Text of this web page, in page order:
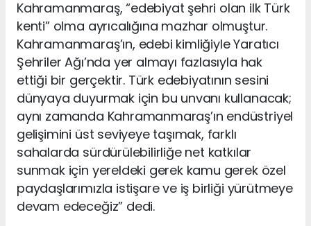
Kahramanmaraş, “edebiyat şehri olan ilk Türk
kenti” olma ayrıcalığına mazhar olmuştur.
Kahramanmaraş’ın, edebi kimliğiyle Yaratıcı
Şehriler Ağı’nda yer almayı fazlasıyla hak
ettiği bir gerçektir. Türk edebiyatının sesini
dünyaya duyurmak için bu unvanı kullanacak;
aynı zamanda Kahramanmaraş’ın endüstriyel
gelişimini üst seviyeye taşımak, farklı
sahalarda sürdürülebilirliğe net katkılar
sunmak için yereldeki gerek kamu gerek özel
paydaşlarımızla istişare ve iş birliği yürütmeye
devam edeceğiz” dedi.